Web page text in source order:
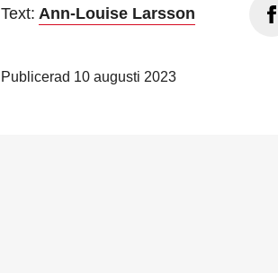
Text: Ann-Louise Larsson
Publicerad 10 augusti 2023